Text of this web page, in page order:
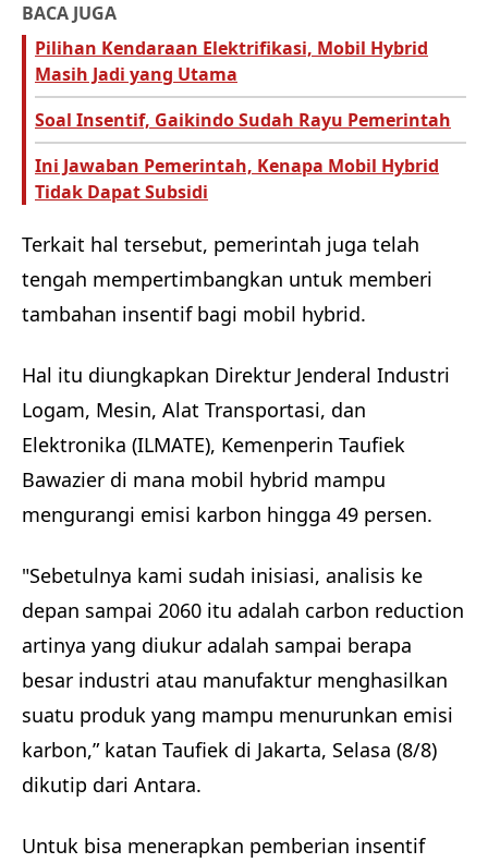
BACA JUGA
Pilihan Kendaraan Elektrifikasi, Mobil Hybrid
Masih Jadi yang Utama
Soal Insentif, Gaikindo Sudah Rayu Pemerintah
Ini Jawaban Pemerintah, Kenapa Mobil Hybrid
Tidak Dapat Subsidi
Terkait hal tersebut, pemerintah juga telah
tengah mempertimbangkan untuk memberi
tambahan insentif bagi mobil hybrid.
Hal itu diungkapkan Direktur Jenderal Industri
Logam, Mesin, Alat Transportasi, dan
Elektronika (ILMATE), Kemenperin Taufiek
Bawazier di mana mobil hybrid mampu
mengurangi emisi karbon hingga 49 persen.
"Sebetulnya kami sudah inisiasi, analisis ke
depan sampai 2060 itu adalah carbon reduction
artinya yang diukur adalah sampai berapa
besar industri atau manufaktur menghasilkan
suatu produk yang mampu menurunkan emisi
karbon,” katan Taufiek di Jakarta, Selasa (8/8)
dikutip dari Antara.
Untuk bisa menerapkan pemberian insentif